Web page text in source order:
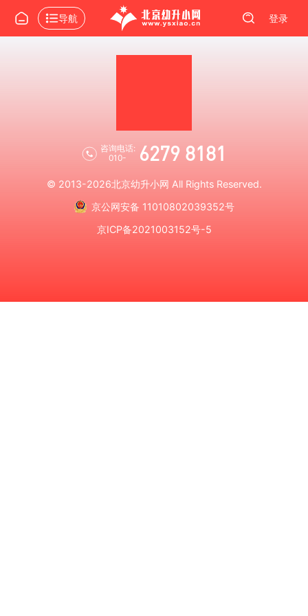
导航 登录
咨询电话:
010-
6279 8181
© 2013-2026北京幼升小网 All Rights Reserved.
京公网安备 11010802039352号
京ICP备2021003152号-5